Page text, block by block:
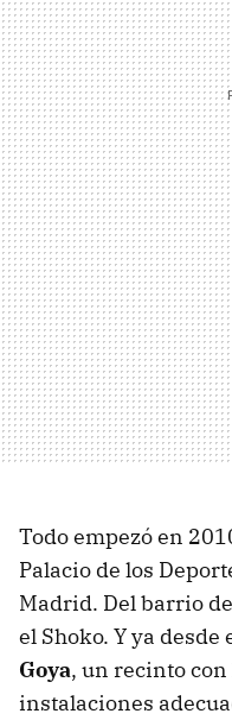
Todo empezó en
Palacio de los
Madrid. Del barrio
el Shoko. Y ya desde
Goya, un recinto con
instalaciones